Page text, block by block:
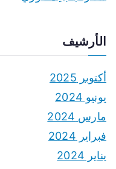
الأرشيف
أكتوبر 2025
يونيو 2024
مارس 2024
فبراير 2024
يناير 2024